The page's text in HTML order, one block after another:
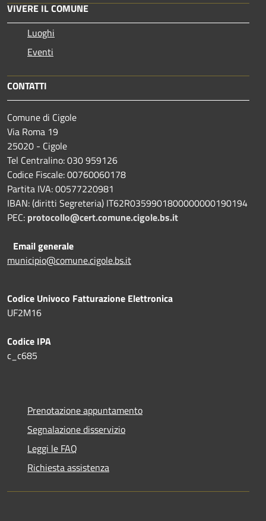
VIVERE IL COMUNE
Luoghi
Eventi
CONTATTI
Comune di Cigole
Via Roma 19
25020 - Cigole
Tel Centralino: 030 959126
Codice Fiscale: 00760060178
Partita IVA: 00577220981
IBAN: (diritti Segreteria) IT62R0359901800000000190194
PEC: protocollo@cert.comune.cigole.bs.it
Email generale
municipio@comune.cigole.bs.it
Codice Univoco Fatturazione Elettronica
UF2M16
Codice IPA
c_c685
Prenotazione appuntamento
Segnalazione disservizio
Leggi le FAQ
Richiesta assistenza